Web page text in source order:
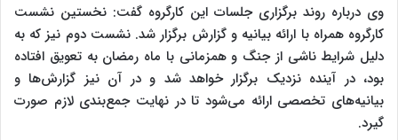
وی درباره روند برگزاری جلسات این کارگروه گفت: نخستین نشست
کارگروه همراه با ارائه بیانیه و گزارش برگزار شد. نشست دوم نیز که به
دلیل شرایط ناشی از جنگ و همزمانی با ماه رمضان به تعویق افتاده
بود، در آینده نزدیک برگزار خواهد شد و در آن نیز گزارش‌ها و
بیانیه‌های تخصصی ارائه می‌شود تا در نهایت جمع‌بندی لازم صورت
گیرد.